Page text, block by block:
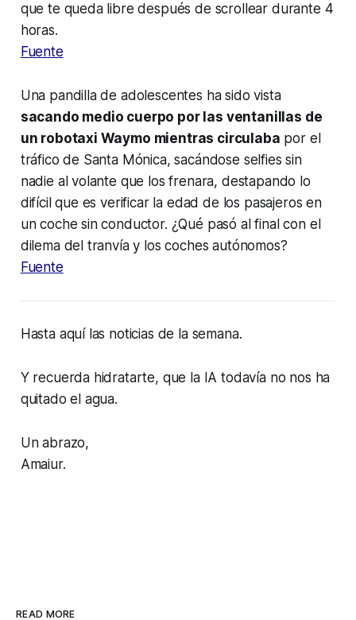
que te queda libre después de scrollear durante 4
horas.
Fuente
Una pandilla de adolescentes ha sido vista
sacando medio cuerpo por las ventanillas de
un robotaxi Waymo mientras circulaba por el
tráfico de Santa Mónica, sacándose selfies sin
nadie al volante que los frenara, destapando lo
difícil que es verificar la edad de los pasajeros en
un coche sin conductor. ¿Qué pasó al final con el
dilema del tranvía y los coches autónomos?
Fuente
Hasta aquí las noticias de la semana.
Y recuerda hidratarte, que la IA todavía no nos ha
quitado el agua.
Un abrazo,
Amaiur.
READ MORE